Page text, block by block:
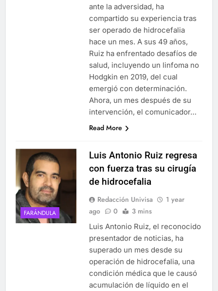
ante la adversidad, ha
compartido su experiencia tras
ser operado de hidrocefalia
hace un mes. A sus 49 años,
Ruiz ha enfrentado desafíos de
salud, incluyendo un linfoma no
Hodgkin en 2019, del cual
emergió con determinación.
Ahora, un mes después de su
intervención, el comunicador…
Read More
FARÁNDULA
Luis Antonio Ruiz regresa
con fuerza tras su cirugía
de hidrocefalia
Redacción Univisa
1 year
ago
0 3 mins
Luis Antonio Ruiz, el reconocido
presentador de noticias, ha
superado un mes desde su
operación de hidrocefalia, una
condición médica que le causó
acumulación de líquido en el